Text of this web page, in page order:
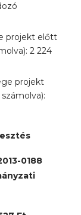
projekt előtt
2 224
projekt
0188